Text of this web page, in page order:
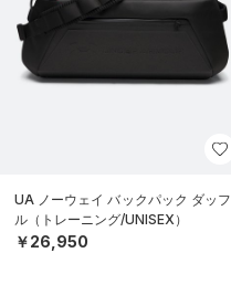
UA ノーウェイ バックパック ダッフ
ル（トレーニング/UNISEX）
￥26,950